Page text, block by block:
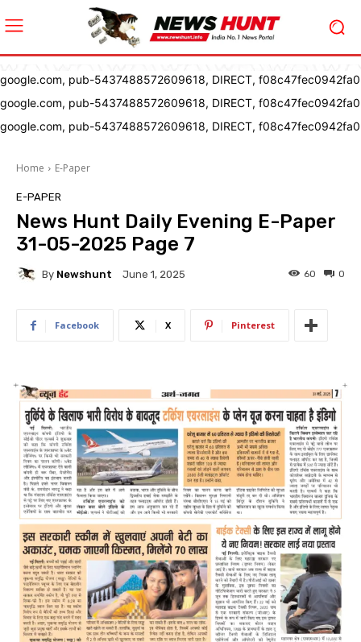
google.com, pub-5437488572609618, DIRECT, f08c47fec0942fa0
google.com, pub-5437488572609618, DIRECT, f08c47fec0942fa0
google.com, pub-5437488572609618, DIRECT, f08c47fec0942fa0
Home E-Paper
E-PAPER
News Hunt Daily Evening E-Paper
31-05-2025 Page 7
By Newshunt June 1, 2025 0
60
Facebook X Pinterest